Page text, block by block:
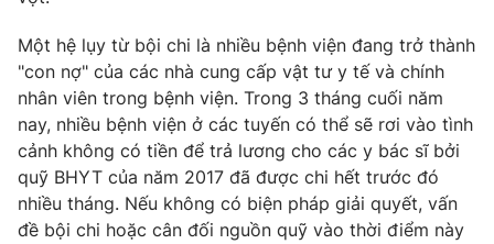
Học trực tuyến
Hitech Công nghệ tương lai
Sản phẩm
Thị trường
Tư vấn
Giao lưu trực tuyến
Lịch phát sóng
Chuyên mục khác
Một hệ lụy từ bội chi là nhiều bệnh viện đang trở thành
"con nợ" của các nhà cung cấp vật tư y tế và chính
nhân viên trong bệnh viện. Trong 3 tháng cuối năm
nay, nhiều bệnh viện ở các tuyến có thể sẽ rơi vào tình
cảnh không có tiền để trả lương cho các y bác sĩ bởi
quỹ BHYT của năm 2017 đã được chi hết trước đó
nhiều tháng. Nếu không có biện pháp giải quyết, vấn
đề bội chi hoặc cân đối nguồn quỹ vào thời điểm này